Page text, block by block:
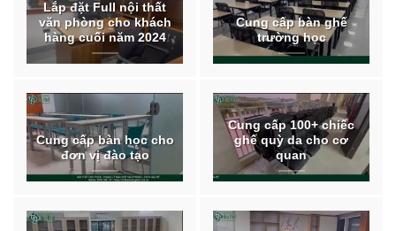
Lắp đặt Full nội thất
văn phòng cho khách
hàng cuối năm 2024
Cung cấp bàn ghế
trường học
Cung cấp bàn học cho
đơn vị đào tạo
Cung cấp 100+ chiếc
ghế quỳ da cho cơ
quan